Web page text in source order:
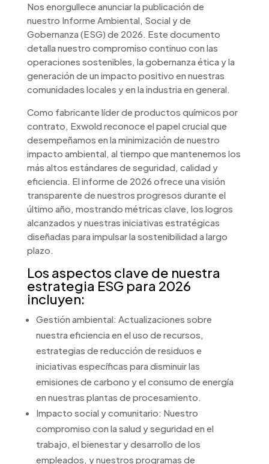
Nos enorgullece anunciar la publicación de
nuestro Informe Ambiental, Social y de
Gobernanza (ESG) de 2026. Este documento
detalla nuestro compromiso continuo con las
operaciones sostenibles, la gobernanza ética y la
generación de un impacto positivo en nuestras
comunidades locales y en la industria en general.
Como fabricante líder de productos químicos por
contrato, Exwold reconoce el papel crucial que
desempeñamos en la minimización de nuestro
impacto ambiental, al tiempo que mantenemos los
más altos estándares de seguridad, calidad y
eficiencia. El informe de 2026 ofrece una visión
transparente de nuestros progresos durante el
último año, mostrando métricas clave, los logros
alcanzados y nuestras iniciativas estratégicas
diseñadas para impulsar la sostenibilidad a largo
plazo.
Los aspectos clave de nuestra
estrategia ESG para 2026
incluyen:
Gestión ambiental: Actualizaciones sobre
nuestra eficiencia en el uso de recursos,
estrategias de reducción de residuos e
iniciativas específicas para disminuir las
emisiones de carbono y el consumo de energía
en nuestras plantas de procesamiento.
Impacto social y comunitario: Nuestro
compromiso con la salud y seguridad en el
trabajo, el bienestar y desarrollo de los
empleados, y nuestros programas de